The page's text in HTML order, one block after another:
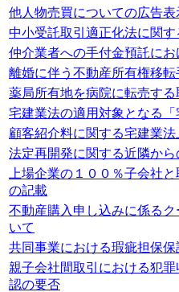
他人物売買についての広告表
中小受託取引適正化法に関す
仲介業者への手付金預託に
離婚に伴う不動産所有権移転
薬局所有地を病院に転売す
宅建業法の適用対象となる「
顧客紹介料に関する宅建業法
法定再開発に関する近隣から
上場企業の１００％子会社
の記載
不動産購入申し込みに係る
いて
共同事業における瑕疵担保
親子会社間取引における犯
認の要否